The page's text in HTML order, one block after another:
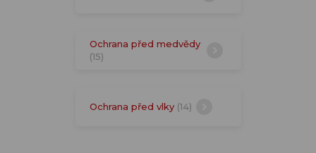
Ochrana před medvědy
(15)
Ochrana před vlky (14)